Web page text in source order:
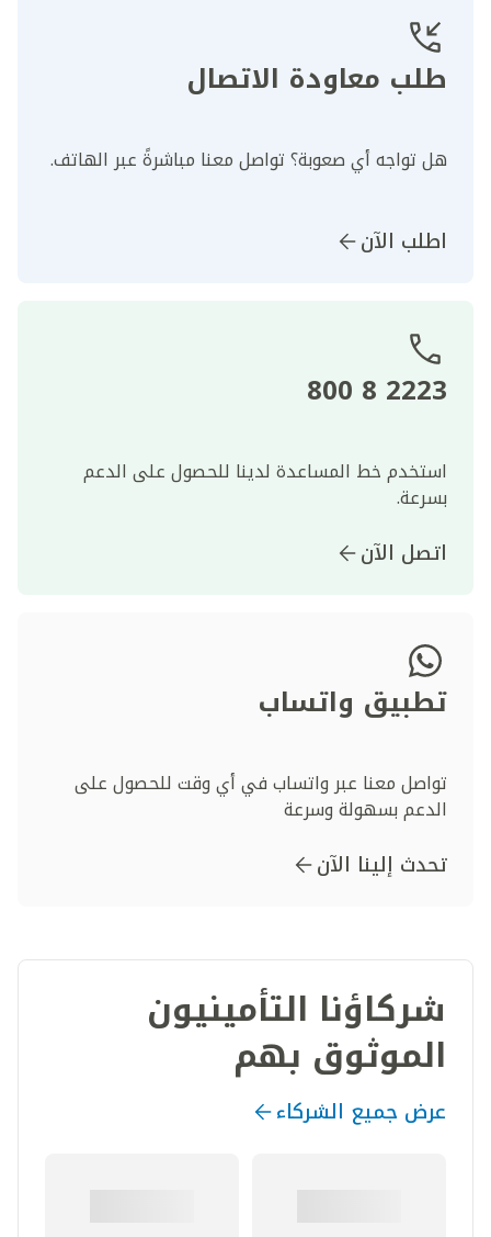
طلب معاودة الاتصال
هل تواجه أي صعوبة؟ تواصل معنا مباشرةً عبر الهاتف.
اطلب الآن
2223 8 800
استخدم خط المساعدة لدينا للحصول على الدعم
بسرعة.
اتصل الآن
تطبيق واتساب
تواصل معنا عبر واتساب في أي وقت للحصول على
الدعم بسهولة وسرعة
تحدث إلينا الآن
شركاؤنا التأمينيون
الموثوق بهم
عرض جميع الشركاء